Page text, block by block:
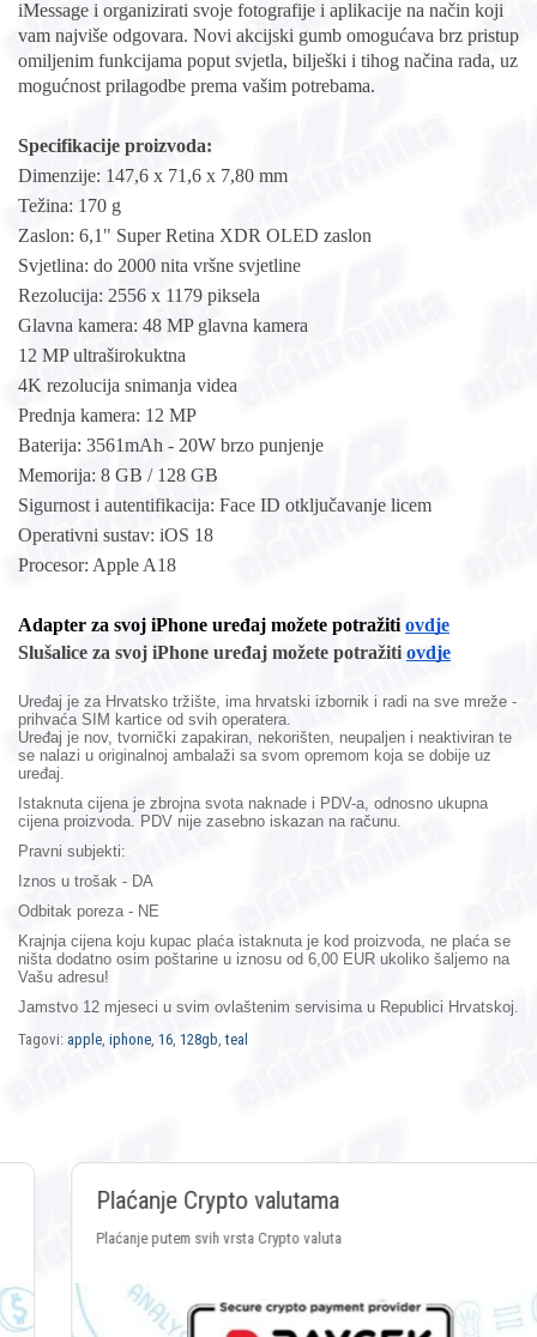
iMessage i organizirati svoje fotografije i aplikacije na način koji
vam najviše odgovara. Novi akcijski gumb omogućava brz pristup
omiljenim funkcijama poput svjetla, bilješki i tihog načina rada, uz
mogućnost prilagodbe prema vašim potrebama.
Specifikacije proizvoda:
Dimenzije: 147,6 x 71,6 x 7,80 mm
Težina: 170 g
Zaslon: 6,1" Super Retina XDR OLED zaslon
Svjetlina: do 2000 nita vršne svjetline
Rezolucija: 2556 x 1179 piksela
Glavna kamera: 48 MP glavna kamera
12 MP ultraširokuktna
4K rezolucija snimanja videa
Prednja kamera: 12 MP
Baterija: 3561mAh - 20W brzo punjenje
Memorija: 8 GB / 128 GB
Sigurnost i autentifikacija: Face ID otključavanje licem
Operativni sustav: iOS 18
Procesor: Apple A18
Adapter za svoj iPhone uređaj možete potražiti ovdje
Slušalice za svoj iPhone uređaj možete potražiti ovdje
Uređaj je za Hrvatsko tržište, ima hrvatski izbornik i radi na sve mreže -
prihvaća SIM kartice od svih operatera.
Uređaj je nov, tvornički zapakiran, nekorišten, neupaljen i neaktiviran te
se nalazi u originalnoj ambalaži sa svom opremom koja se dobije uz
uređaj.
Istaknuta cijena je zbrojna svota naknade i PDV-a, odnosno ukupna
cijena proizvoda. PDV nije zasebno iskazan na računu.
Pravni subjekti:
Iznos u trošak - DA
Odbitak poreza - NE
Krajnja cijena koju kupac plaća istaknuta je kod proizvoda, ne plaća se
ništa dodatno osim poštarine u iznosu od 6,00 EUR ukoliko šaljemo na
Vašu adresu!
Jamstvo 12 mjeseci u svim ovlaštenim servisima u Republici Hrvatskoj.
Tagovi: apple, iphone, 16, 128gb,teal
Plaćanje Crypto valutama
Plaćanje putem svih vrsta Crypto valuta